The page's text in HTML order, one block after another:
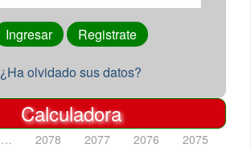
¿Ha olvidado sus datos?
Calculadora
… 2078 2077 2076
2075